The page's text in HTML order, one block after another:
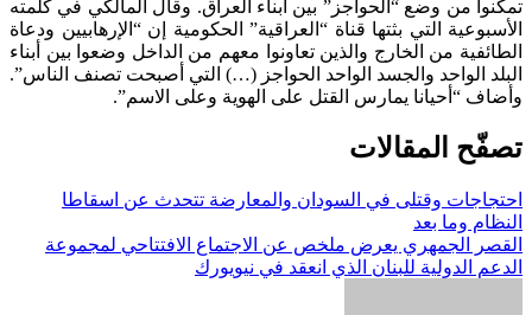
تمكنوا من وضع “الحواجز” بين أبناء العراق. وقال المالكي في كلمته
الأسبوعية التي بثتها قناة “العراقية” الحكومية إن “الإرهابيين ودعاة
الطائفية من الخارج والذين تعاونوا معهم من الداخل وضعوا بين أبناء
البلد الواحد والجسد الواحد الحواجز (…) التي أصبحت تصنف الناس”.
وأضاف “أحيانا يمارس القتل على الهوية وعلى الاسم”.
تصفّح المقالات
احتجاجات وقتلى في السودان والمعارضة تتحدث عن اسقاطا
النظام وما بعد
القصر الجمهري يعرض ملخص عن الاجتماع الافتتاحي لمجموعة
الدعم الدولية للبنان الذي انعقد في نيويورك